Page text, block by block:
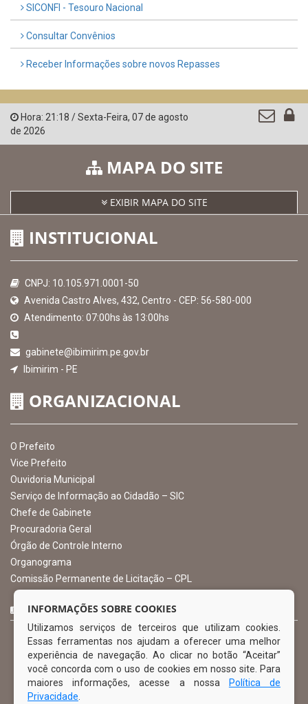
QEdu
Consultar Convênios
Hora:
de 2026
MAPA DO SITE
INSTITUCIONAL
Atendimento: 07:00hs às 13:00hs
gabinete@ibimirim.pe.gov.br
Ibimirim - PE
ORGANIZACIONAL
O Prefeito
Vice Prefeito
Ouvidoria Municipal
Serviço de Informação ao Cidadão – SIC
Chefe de Gabinete
Procuradoria Geral
Órgão de Controle Interno
Organograma
INFORMAÇÕES SOBRE COOKIES
Utilizamos serviços de terceiros que utilizam cookies.
Essas ferramentas nos ajudam a oferecer uma melhor
experiência de navegação. Ao clicar no botão “Aceitar”
você concorda com o uso de cookies em nosso site. Para
maiores informações, acesse a nossa
Política de
Privacidade